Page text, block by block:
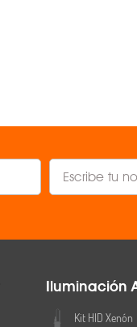
Iluminación
Kit HID Xenón